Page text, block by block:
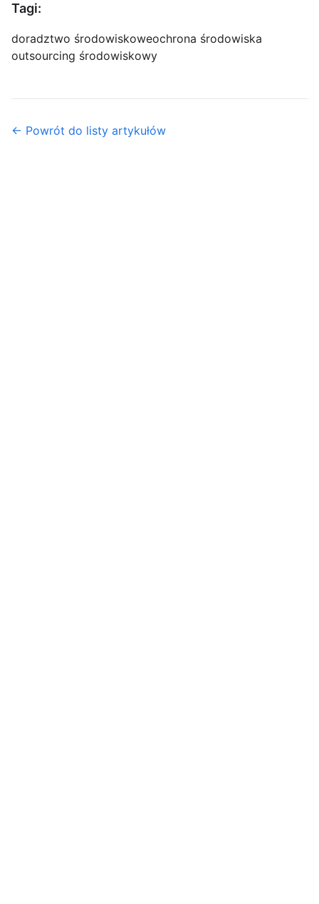
Tagi:
doradztwo środowiskoweochrona środowiska
outsourcing środowiskowy
← Powrót do listy artykułów